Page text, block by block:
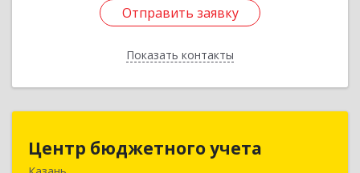
Отправить заявку
Показать контакты
Отправить заявку
Назад
Центр бюджетного учета
Центр бюджетного учета